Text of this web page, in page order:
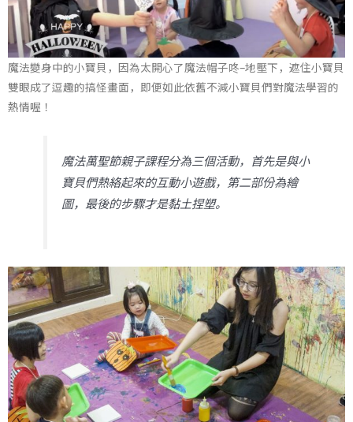
魔法變身中的小寶貝，因為太開心了魔法帽子咚–地壓下，遮住小寶貝
雙眼成了逗趣的搞怪畫面，即便如此依舊不減小寶貝們對魔法學習的
熱情喔！
魔法萬聖節親子課程分為三個活動，首先是與小
寶貝們熱絡起來的互動小遊戲，第二部份為繪
圖，最後的步驟才是黏土捏塑。